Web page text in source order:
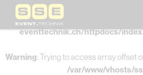
Warning: Undefined array key 0 in
/
eventtechnik.ch/httpdocs/
Warning: Trying to access array offset
/var/www/vhosts/